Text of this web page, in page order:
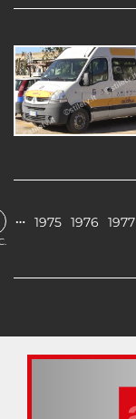
… 1975 1976 1977